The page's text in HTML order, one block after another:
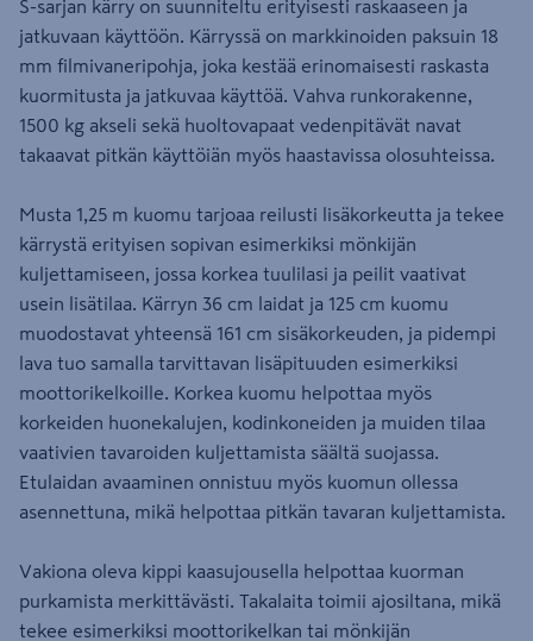
S-sarjan kärry on suunniteltu erityisesti raskaaseen ja
jatkuvaan käyttöön. Kärryssä on markkinoiden paksuin 18
mm filmivaneripohja, joka kestää erinomaisesti raskasta
kuormitusta ja jatkuvaa käyttöä. Vahva runkorakenne,
1500 kg akseli sekä huoltovapaat vedenpitävät navat
takaavat pitkän käyttöiän myös haastavissa olosuhteissa.
Musta 1,25 m kuomu tarjoaa reilusti lisäkorkeutta ja tekee
kärrystä erityisen sopivan esimerkiksi mönkijän
kuljettamiseen, jossa korkea tuulilasi ja peilit vaativat
usein lisätilaa. Kärryn 36 cm laidat ja 125 cm kuomu
muodostavat yhteensä 161 cm sisäkorkeuden, ja pidempi
lava tuo samalla tarvittavan lisäpituuden esimerkiksi
moottorikelkoille. Korkea kuomu helpottaa myös
korkeiden huonekalujen, kodinkoneiden ja muiden tilaa
vaativien tavaroiden kuljettamista säältä suojassa.
Etulaidan avaaminen onnistuu myös kuomun ollessa
asennettuna, mikä helpottaa pitkän tavaran kuljettamista.
Vakiona oleva kippi kaasujousella helpottaa kuorman
purkamista merkittävästi. Takalaita toimii ajosiltana, mikä
tekee esimerkiksi moottorikelkan tai mönkijän